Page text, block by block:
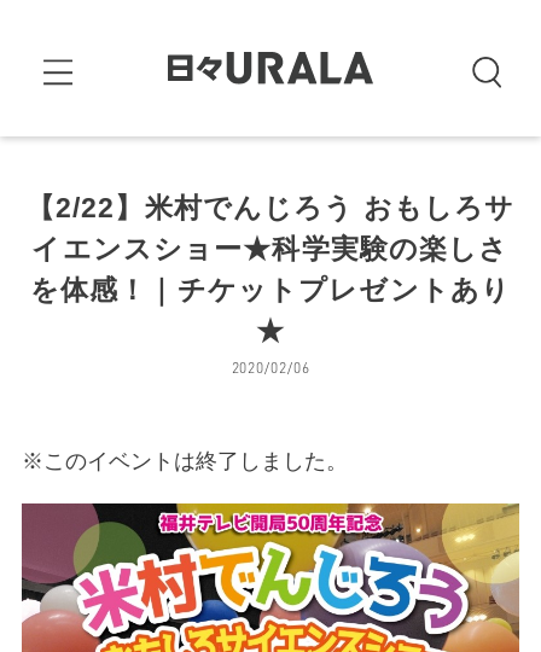
【2/22】米村でんじろう おもしろサ
イエンスショー★科学実験の楽しさ
を体感！｜チケットプレゼントあり
★
2020/02/06
※このイベントは終了しました。